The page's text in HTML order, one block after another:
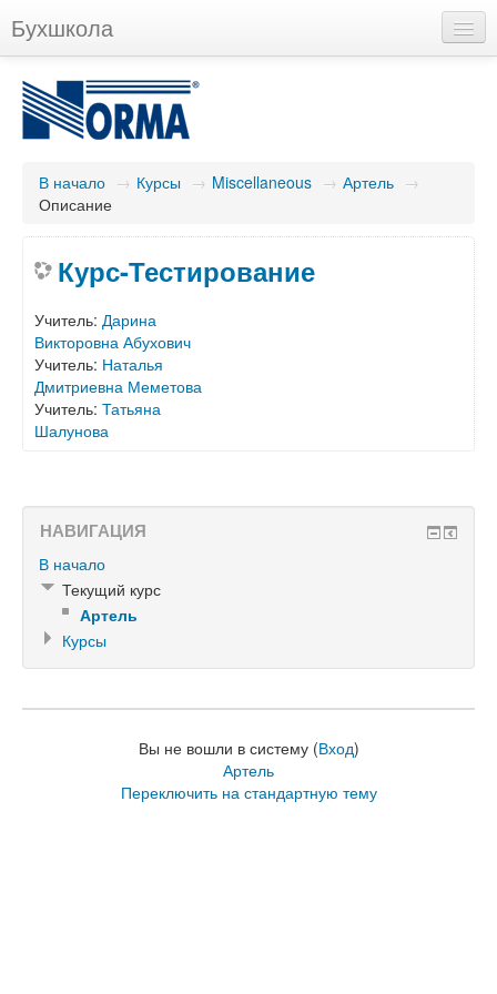
Бухшкола
В начало → Курсы → Miscellaneous → Артель →
Описание
Курс-Тестирование
Учитель: Дарина
Викторовна Абухович
Учитель: Наталья
Дмитриевна Меметова
Учитель: Татьяна
Шалунова
НАВИГАЦИЯ
В начало
Текущий курс
Артель
Курсы
Вы не вошли в систему (Вход)
Артель
Переключить на стандартную тему